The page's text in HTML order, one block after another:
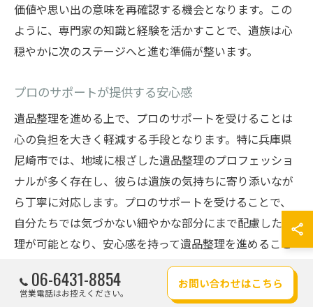
価値や思い出の意味を再確認する機会となります。この
ように、専門家の知識と経験を活かすことで、遺族は心
穏やかに次のステージへと進む準備が整います。
プロのサポートが提供する安心感
遺品整理を進める上で、プロのサポートを受けることは
心の負担を大きく軽減する手段となります。特に兵庫県
尼崎市では、地域に根ざした遺品整理のプロフェッショ
ナルが多く存在し、彼らは遺族の気持ちに寄り添いなが
ら丁寧に対応します。プロのサポートを受けることで、
自分たちでは気づかない細やかな部分にまで配慮した整
理が可能となり、安心感を持って遺品整理を進めること
ができます。また、彼らは法的な手続きや適切な処分方
法、環境への配慮なども網羅したサービスを提供し、遺
06-6431-8854
営業電話はお控えください。
お問い合わせはこちら